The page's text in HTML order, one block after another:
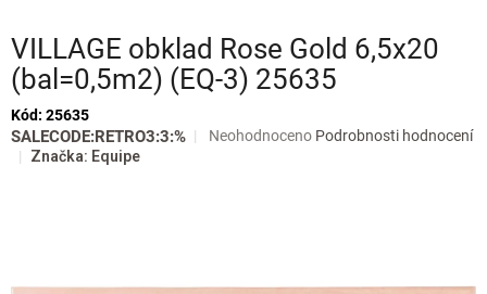
VILLAGE obklad Rose Gold 6,5x20
(bal=0,5m2) (EQ-3) 25635
Kód: 25635
SALECODE:RETRO3:3:%
Průměrné
Neohodnoceno Podrobnosti hodnocení
Značka: Equipe